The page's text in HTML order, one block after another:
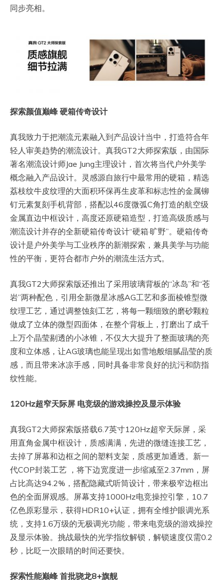
同步亮相。
探索颜值巅峰 硬箱传奇设计
真我致力于把潮流元素融入到产品设计当中，打造符合年
轻人审美趋势的潮流设计。真我GT2大师探索版，由国际
著名潮流设计师Jae Jung主理设计，首次将当代户外美学
概念融入产品设计。灵感源自旅行中最常用的硬箱，精选
荔枝纹牛皮纹理的大面积环保再生皮革和标志性的金属铆
钉元素复刻手机背部，搭配以46度微弧C角打造的航空级
金属直边中框设计，高度还原硬箱造型，打造高级质感与
潮流设计并存的全新硬箱传奇设计“硬箱·旷野”。硬箱传奇
设计是户外美学与工业秩序的新潮探索，兼具美学与功能
性的平衡，更符合都市户外的潮流生活方式。
真我GT2大师探索版还推出了采用玻璃背板的“冰岛”和“苍
岩”两种配色，引用全新微星冰感AG工艺和多面棱锥型微
纹理工艺，通过调整蚀刻工艺，将每一颗细致的磨砂颗粒
做成了立体的微型四面体，在整个背板上，打磨出了成千
上万个晶莹剔透的小冰锥，不仅大大提升了整面玻璃的亮
度和立体感，让AG玻璃也能呈现出如雪地般细腻晶莹的质
感，而且带来冰凉手感，同时具备非常良好的抗污和防指
纹性能。
120Hz超窄天际屏 电竞级的游戏操控及显示体验
真我GT2大师探索版搭载6.7英寸120Hz超窄天际屏，采
用直角金属中框设计，质感满满，先进的微缝连接工艺，
去掉了屏幕和边框之间的塑料支架，质感更加通透。新一
代COP封装工艺 ，将下边宽度进一步缩减至2.37mm，屏
占比高达94.2%，搭配隐藏式听筒设计，带来极窄边框出
色的全面屏观感。屏幕支持1000Hz电竞操控引擎，10.7
亿色原彩显示，获得HDR10+认证，拥有全维护眼调光系
统，支持1.6万级的无极调光功能，带来电竞级的游戏操控
及显示体验。挑战最快的光学指纹解锁，解锁速度仅需0.2
秒，比眨一次眼睛的时间还要快。
探索性能巅峰 首批骁龙8+旗舰